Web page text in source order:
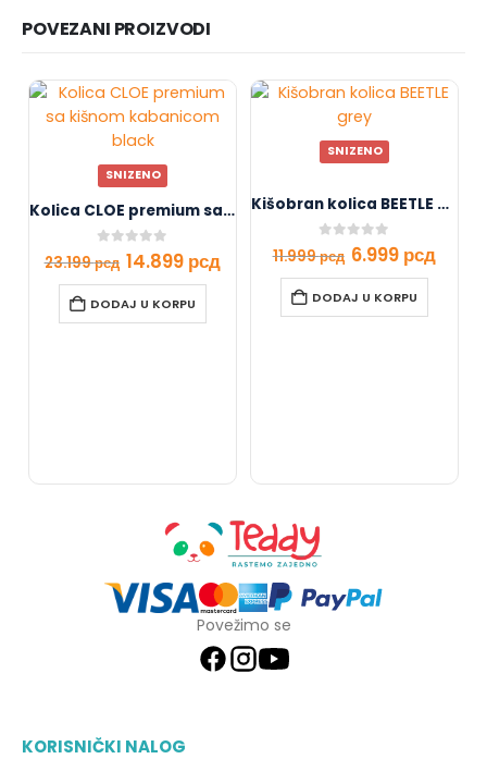
POVEZANI PROIZVODI
SNIZENO
Kolica CLOE premium sa kišnom kabanicom black
out of 5
23.199рсд 14.899 рсд
DODAJ U KORPU
SNIZENO
Kišobran kolica BEETLE grey
out of 5
11.999рсд 6.999 рсд
DODAJ U KORPU
Povežimo se
KORISNIČKI NALOG